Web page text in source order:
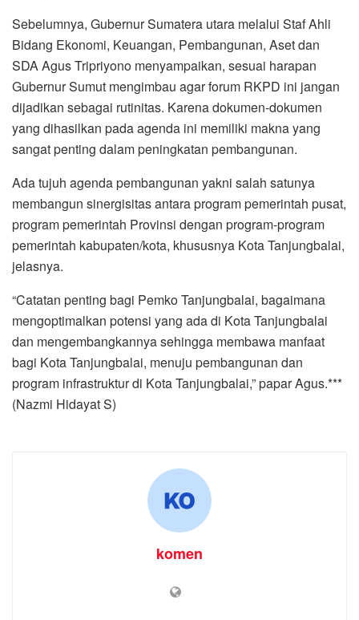
Sebelumnya, Gubernur Sumatera utara melalui Staf Ahli
Bidang Ekonomi, Keuangan, Pembangunan, Aset dan
SDA Agus Tripriyono menyampaikan, sesuai harapan
Gubernur Sumut mengimbau agar forum RKPD ini jangan
dijadikan sebagai rutinitas. Karena dokumen-dokumen
yang dihasilkan pada agenda ini memiliki makna yang
sangat penting dalam peningkatan pembangunan.
Ada tujuh agenda pembangunan yakni salah satunya
membangun sinergisitas antara program pemerintah pusat,
program pemerintah Provinsi dengan program-program
pemerintah kabupaten/kota, khususnya Kota Tanjungbalai,
jelasnya.
“Catatan penting bagi Pemko Tanjungbalai, bagaimana
mengoptimalkan potensi yang ada di Kota Tanjungbalai
dan mengembangkannya sehingga membawa manfaat
bagi Kota Tanjungbalai, menuju pembangunan dan
program infrastruktur di Kota Tanjungbalai,” papar Agus.***
(Nazmi Hidayat S)
komen